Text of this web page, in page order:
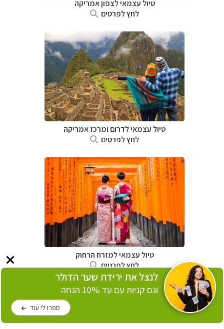
טיול עצמאי לצפון אמריקה
לחץ לפרטים
טיול עצמאי לדרום ומרכז אמריקה
לחץ לפרטים
טיול עצמאי למזרח הרחוק
לחץ לפרטים
לנצל את ירידת שער הדולר
וגם קניות עם עד 10% הנחה
ספרו לי עוד